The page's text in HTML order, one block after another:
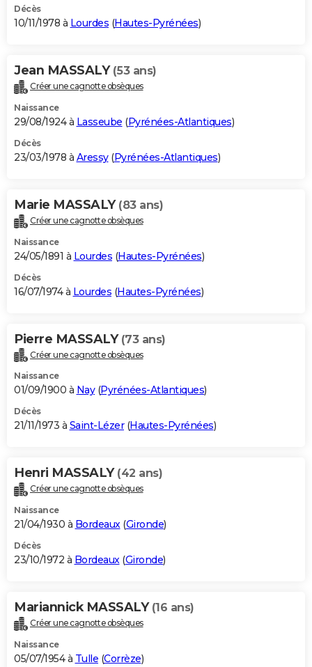
Décès
10/11/1978 à Lourdes (Hautes-Pyrénées)
Jean MASSALY (53 ans)
Créer une cagnotte obsèques
Naissance
29/08/1924 à Lasseube (Pyrénées-Atlantiques)
Décès
23/03/1978 à Aressy(Pyrénées-Atlantiques)
Marie MASSALY (83 ans)
Créer une cagnotte obsèques
Naissance
24/05/1891 à Lourdes (Hautes-Pyrénées)
Décès
16/07/1974 à Lourdes (Hautes-Pyrénées)
Pierre MASSALY (73 ans)
Créer une cagnotte obsèques
Naissance
01/09/1900 à Nay(Pyrénées-Atlantiques)
Décès
21/11/1973 à Saint-Lézer(Hautes-Pyrénées)
Henri MASSALY (42 ans)
Créer une cagnotte obsèques
Naissance
21/04/1930 à Bordeaux(Gironde)
Décès
23/10/1972 à Bordeaux(Gironde)
Mariannick MASSALY (16 ans)
Créer une cagnotte obsèques
Naissance
05/07/1954 à Tulle (Corrèze)